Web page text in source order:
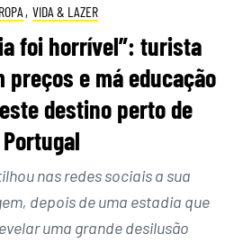
, VIDA & LAZER
foi horrível”: turista
preços e má educação
destino perto de
Portugal
nas redes sociais a sua
depois de uma estadia que
uma grande desilusão